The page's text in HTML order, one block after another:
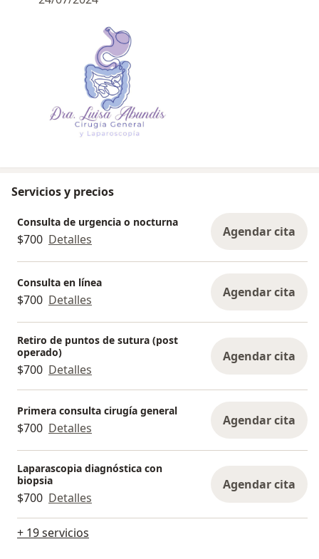
Servicios y precios
Consulta de urgencia o nocturna
$700 Detalles Agendar cita
Consulta en línea
$700 Detalles Agendar cita
Retiro de puntos de sutura (post
operado)
$700 Detalles
Agendar cita
Primera consulta cirugía general
$700 Detalles Agendar cita
Laparascopia diagnóstica con
biopsia
$700 Detalles
Agendar cita
+ 19 servicios